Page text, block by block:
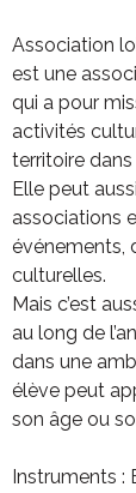
Association
est une
qui a pour
activités
territoire
Elle peut
associations
événements,
culturelles.
Mais c’est
au long de
dans une
élève peut
son âge ou
Instruments :